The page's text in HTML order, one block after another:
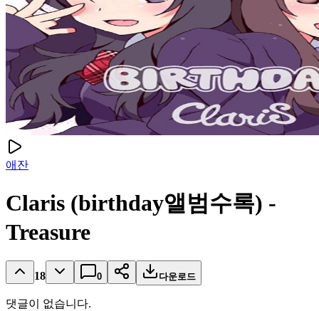
애잔
Claris (birthday앨범수록) -
Treasure
18 0 다운로드
댓글이 없습니다.